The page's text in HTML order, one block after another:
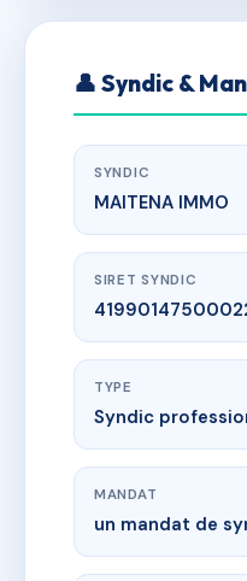
👤 Syndic &
SYNDIC
MAITENA IMMO
SIRET SYNDIC
TYPE
Syndic
MANDAT
un mandat de